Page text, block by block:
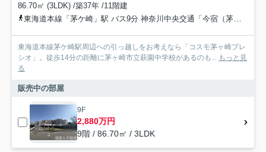
86.70㎡ (3LDK) /築37年 /11階建
東海道本線「茅ケ崎」駅 バス9分 神奈川中央交通「今宿（茅ヶ崎市）」 停歩4分
東海道本線茅ケ崎駅周辺への引っ越しをお考えなら「コスモ茅ヶ崎プレ
シオ」。徒歩14分の距離に茅ヶ崎市立萩園中学校があるのも... もっと見
る
販売中の部屋
9F
2,880万円
9階 / 86.70㎡ / 3LDK